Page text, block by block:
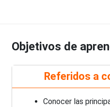
Objetivos de
Referidos a
Conocer las